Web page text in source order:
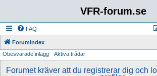
VFR-forum.se
FAQ
Forumindex
Obesvarade inlägg Aktiva trådar
Forumet kräver att du registrerar dig och